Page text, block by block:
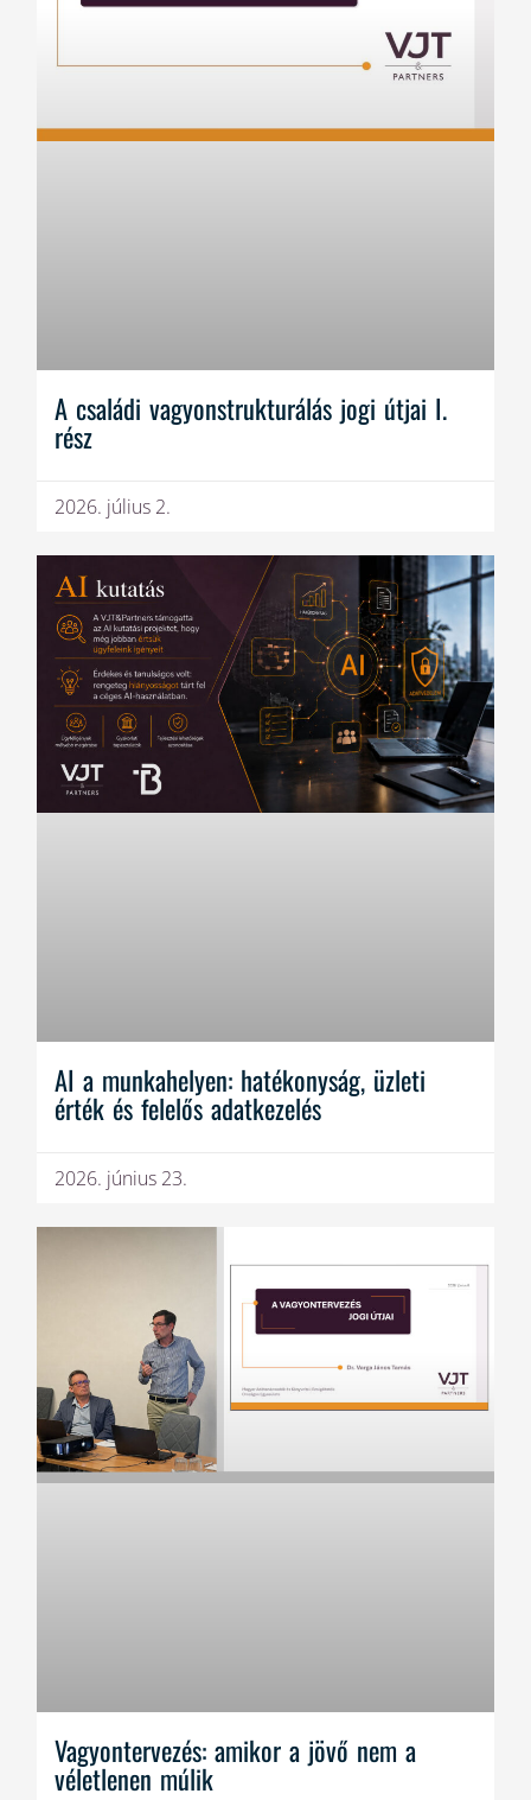
A családi vagyonstrukturálás jogi útjai I.
rész
2026. július 2.
AI a munkahelyen: hatékonyság, üzleti
érték és felelős adatkezelés
2026. június 23.
Vagyontervezés: amikor a jövő nem a
véletlenen múlik